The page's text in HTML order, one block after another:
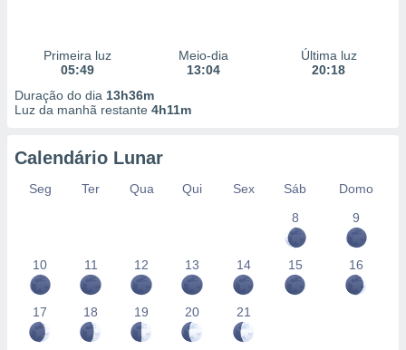
Primeira luz
05:49
Meio-dia
13:04
Última luz
20:18
Duração do dia 13h36m
Luz da manhã restante 4h11m
Calendário Lunar
Seg Ter Qua Qui Sex Sáb
Domo
8
9
10 11 12 13 14 15 16
17 18 19 20 21